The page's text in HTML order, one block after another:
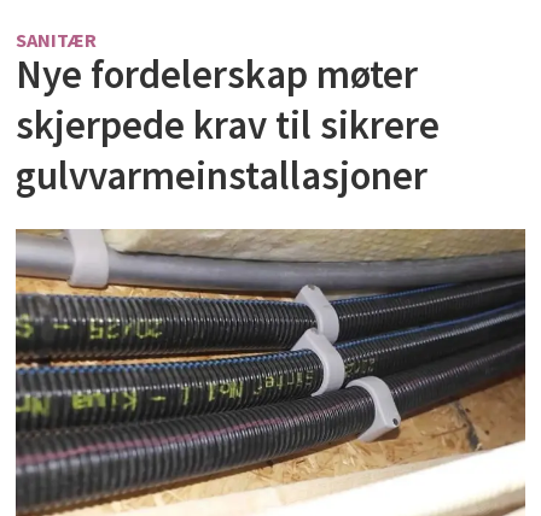
SANITÆR
Nye fordelerskap møter
skjerpede krav til sikrere
gulvvarmeinstallasjoner